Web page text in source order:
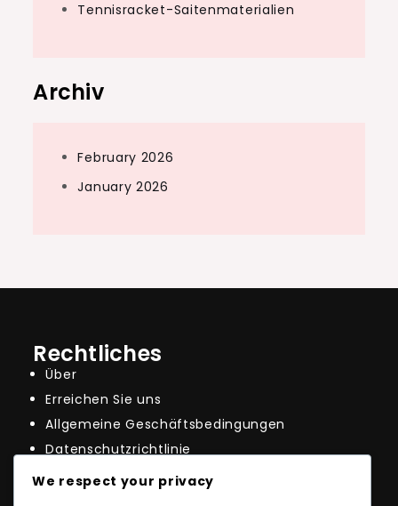
Tennisracket-Saitenmaterialien
Archiv
February 2026
January 2026
Rechtliches
Über
Erreichen Sie uns
Allgemeine Geschäftsbedingungen
Datenschutzrichtlinie
Cookie-Einstellungen
We respect your privacy